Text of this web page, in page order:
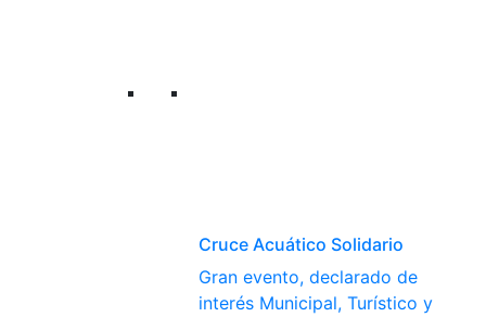
Cruce Acuático Solidario
Gran evento, declarado de
interés Municipal, Turístico y